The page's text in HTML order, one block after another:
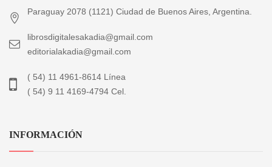
Paraguay 2078 (1121) Ciudad de Buenos Aires, Argentina.
librosdigitalesakadia@gmail.com
editorialakadia@gmail.com
( 54) 11 4961-8614 Línea
( 54) 9 11 4169-4794 Cel.
INFORMACIÓN